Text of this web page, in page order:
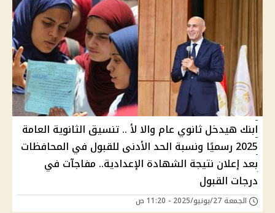
ابنك هيدخل ثانوي عام والا لأ .. تنسيق الثانوية العامة
2025 رسميًا ونسبة الحد الأدنى للقبول في المحافظات
بعد إعلان نتيجة الشهادة الإعدادية.. مفاجآت في
درجات القبول
الجمعة 27/يونيو/2025 - 11:20 ص